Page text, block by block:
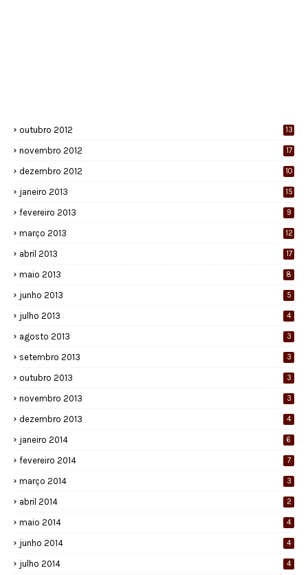
outubro 2012 13
novembro 2012 17
dezembro 2012 10
janeiro 2013 15
fevereiro 2013 9
março 2013 12
abril 2013 17
maio 2013 8
junho 2013 5
julho 2013 4
agosto 2013 3
setembro 2013 3
outubro 2013 3
novembro 2013 3
dezembro 2013 4
janeiro 2014 6
fevereiro 2014 7
março 2014 3
abril 2014 2
maio 2014 4
junho 2014 4
julho 2014 4